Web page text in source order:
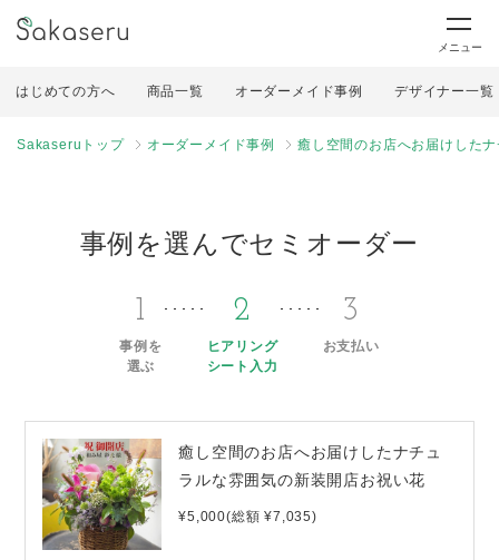
メニュー
はじめての方へ 商品一覧 オーダーメイド事例 デザイナー一覧
Sakaseruトップ オーダーメイド事例 癒し空間のお店へお届けした
事例を選んでセミオーダー
1
事例を
選ぶ
2
ヒアリング
シート入力
3
お支払い
癒し空間のお店へお届けしたナチュ
ラルな雰囲気の新装開店お祝い花
¥5,000(総額 ¥7,035)